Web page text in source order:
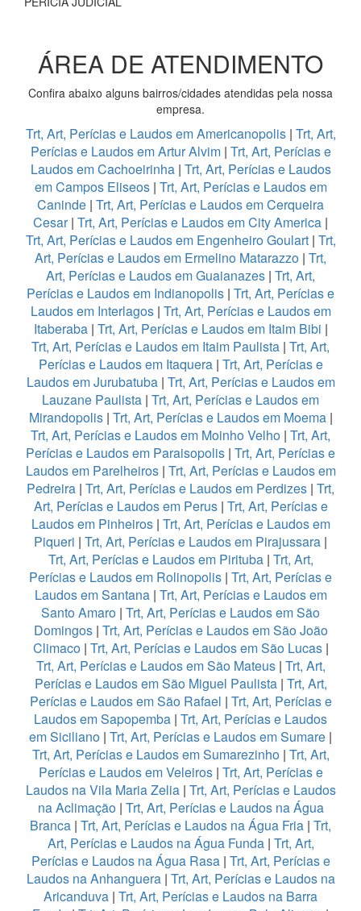
ÁREA DE ATENDIMENTO
Confira abaixo alguns bairros/cidades atendidas pela nossa
empresa.
Trt, Art, Perícias e Laudos em Americanopolis | Trt, Art,
Perícias e Laudos em Artur Alvim | Trt, Art, Perícias e
Laudos em Cachoeirinha| Trt, Art, Perícias e Laudos
em Campos Eliseos | Trt, Art, Perícias e Laudos em
Caninde | Trt, Art, Perícias e Laudos em Cerqueira
Cesar| Trt, Art, Perícias e Laudos em City America |
Trt, Art, Perícias e Laudos em Engenheiro Goulart | Trt,
Art, Perícias e Laudos em Ermelino Matarazzo | Trt,
Art, Perícias e Laudos em Guaianazes | Trt, Art,
Perícias e Laudos em Indianopolis | Trt, Art, Perícias e
Laudos em Interlagos| Trt, Art, Perícias e Laudos em
Itaberaba| Trt, Art, Perícias e Laudos em Itaim Bibi |
Trt, Art, Perícias e Laudos em Itaim Paulista | Trt, Art,
Perícias e Laudos em Itaquera| Trt, Art, Perícias e
Laudos em Jurubatuba| Trt, Art, Perícias e Laudos em
Lauzane Paulista | Trt, Art, Perícias e Laudos em
Mirandopolis| Trt, Art, Perícias e Laudos em Moema|
Trt, Art, Perícias e Laudos em Moinho Velho | Trt, Art,
Perícias e Laudos em Paraisopolis | Trt, Art, Perícias e
Laudos em Parelheiros| Trt, Art, Perícias e Laudos em
Pedreira | Trt, Art, Perícias e Laudos em Perdizes | Trt,
Art, Perícias e Laudos em Perus| Trt, Art, Perícias e
Laudos em Pinheiros| Trt, Art, Perícias e Laudos em
Piqueri | Trt, Art, Perícias e Laudos em Pirajussara |
Trt, Art, Perícias e Laudos em Pirituba| Trt, Art,
Perícias e Laudos em Rolinopolis | Trt, Art, Perícias e
Laudos em Santana| Trt, Art, Perícias e Laudos em
Santo Amaro | Trt, Art, Perícias e Laudos em São
Domingos| Trt, Art, Perícias e Laudos em São João
Climaco| Trt, Art, Perícias e Laudos em São Lucas|
Trt, Art, Perícias e Laudos em São Mateus | Trt, Art,
Perícias e Laudos em São Miguel Paulista| Trt, Art,
Perícias e Laudos em São Rafael | Trt, Art, Perícias e
Laudos em Sapopemba | Trt, Art, Perícias e Laudos
em Siciliano | Trt, Art, Perícias e Laudos em Sumare |
Trt, Art, Perícias e Laudos em Sumarezinho| Trt, Art,
Perícias e Laudos em Veleiros| Trt, Art, Perícias e
Laudos na Vila Maria Zelia| Trt, Art, Perícias e Laudos
na Aclimação| Trt, Art, Perícias e Laudos na Água
Branca | Trt, Art, Perícias e Laudos na Água Fria | Trt,
Art, Perícias e Laudos na Água Funda| Trt, Art,
Perícias e Laudos na Água Rasa | Trt, Art, Perícias e
Laudos na Anhanguera| Trt, Art, Perícias e Laudos na
Aricanduva | Trt, Art, Perícias e Laudos na Barra